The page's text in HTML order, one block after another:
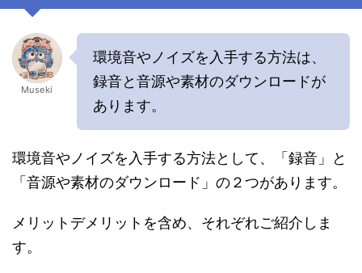
Museki
環境音やノイズを入手する方法は、
録音と音源や素材のダウンロードが
あります。
環境音やノイズを入手する方法として、「録音」と
「音源や素材のダウンロード」の２つがあります。
メリットデメリットを含め、それぞれご紹介しま
す。